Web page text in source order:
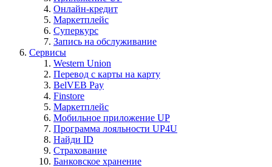
Онлайн-кредит
Маркетплейс
Суперкурс
Запись на обслуживание
Сервисы
Western Union
Перевод с карты на карту
BelVEB Pay
Finstore
Маркетплейс
Мобильное приложение UP
Программа лояльности UP4U
Найди ID
Страхование
Банковское хранение